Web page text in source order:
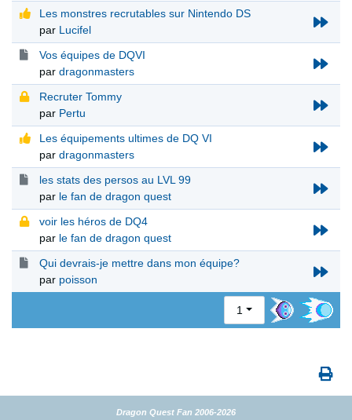
Les monstres recrutables sur Nintendo DS
par Lucifel
Vos équipes de DQVI
par dragonmasters
Recruter Tommy
par Pertu
Les équipements ultimes de DQ VI
par dragonmasters
les stats des persos au LVL 99
par le fan de dragon quest
voir les héros de DQ4
par le fan de dragon quest
Qui devrais-je mettre dans mon équipe?
par poisson
1
Dragon Quest Fan 2006-2026